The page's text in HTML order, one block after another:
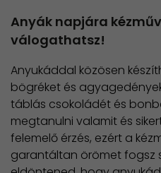
Anyák napjára
válogathatsz!
Anyukáddal közösen
bögréket és
táblás csokoládét és
megtanulni valamit és
felemelő érzés, ezért a
garantáltan örömet fogsz